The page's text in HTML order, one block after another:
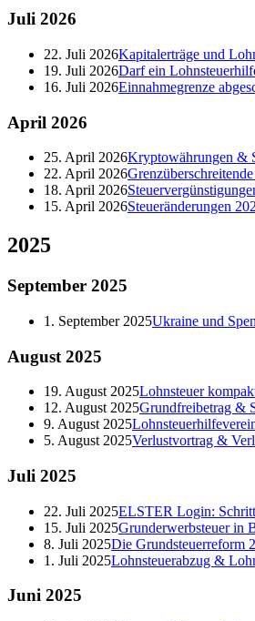
Juli 2026
22. Juli 2026Kapitalerträge und
19. Juli 2026Darf ein
16. Juli 2026Einnahmegrenze
April 2026
25. April 2026Kryptowährungen &
22. April 2026
18. April 2026
15. April 2026Steueränderungen
2025
September 2025
1. September 2025Ukraine und
August 2025
19. August 2025Lohnsteuer
12. August 2025Grundfreibetrag &
9. August 2025
5. August 2025Verlustvortrag &
Juli 2025
22. Juli 2025ELSTER Login:
15. Juli 2025Grunderwerbsteuer in
8. Juli 2025Die Grundsteuerreform
1. Juli 2025Lohnsteuerabzug &
Juni 2025